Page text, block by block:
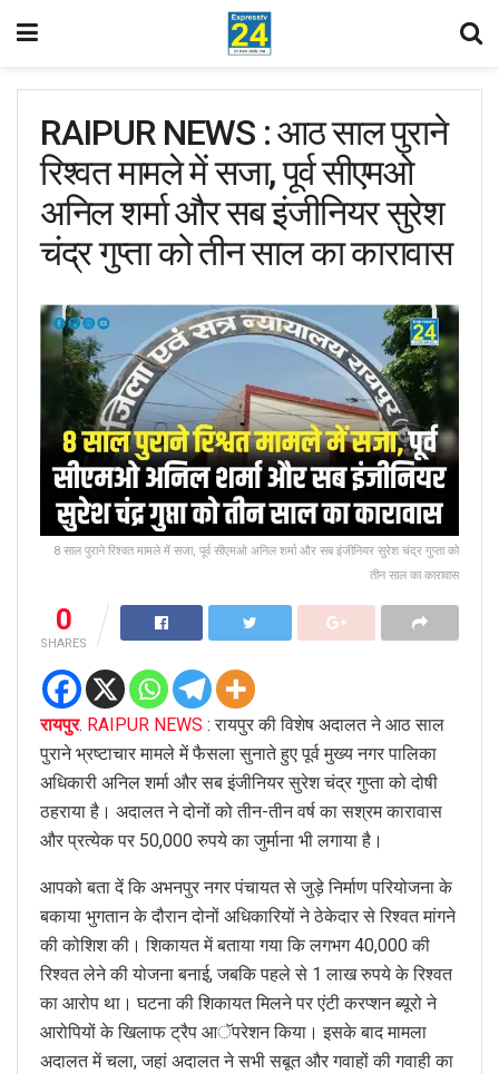
RAIPUR NEWS : आठ साल पुराने
रिश्वत मामले में सजा, पूर्व सीएमओ
अनिल शर्मा और सब इंजीनियर सुरेश
चंद्र गुप्ता को तीन साल का कारावास
8 साल पुराने रिश्वत मामले में सजा, पूर्व सीएमओ अनिल शर्मा और सब इंजीनियर सुरेश चंद्र गुप्ता को
तीन साल का कारावास
0
SHARES
रायपुर. RAIPUR NEWS : रायपुर की विशेष अदालत ने आठ साल
पुराने भ्रष्टाचार मामले में फैसला सुनाते हुए पूर्व मुख्य नगर पालिका
अधिकारी अनिल शर्मा और सब इंजीनियर सुरेश चंद्र गुप्ता को दोषी
ठहराया है। अदालत ने दोनों को तीन-तीन वर्ष का सश्रम कारावास
और प्रत्येक पर 50,000 रुपये का जुर्माना भी लगाया है।
आपको बता दें कि अभनपुर नगर पंचायत से जुड़े निर्माण परियोजना के
बकाया भुगतान के दौरान दोनों अधिकारियों ने ठेकेदार से रिश्वत मांगने
की कोशिश की। शिकायत में बताया गया कि लगभग 40,000 की
रिश्वत लेने की योजना बनाई, जबकि पहले से 1 लाख रुपये के रिश्वत
का आरोप था। घटना की शिकायत मिलने पर एंटी करप्शन ब्यूरो ने
आरोपियों के खिलाफ ट्रैप आॅपरेशन किया। इसके बाद मामला
अदालत में चला, जहां अदालत ने सभी सबूत और गवाहों की गवाही का